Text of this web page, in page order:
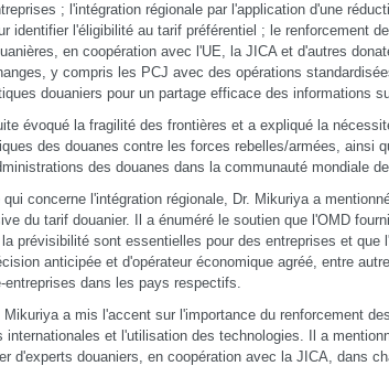
; l'intégration régionale par l'application d'une
identifier l'éligibilité au tarif préférentiel ; le renforcement
en coopération avec l'UE, la JICA et d'autres
y compris les PCJ avec des opérations
douaniers pour un partage efficace des informations
évoqué la fragilité des frontières et a expliqué la
des douanes contre les forces rebelles/armées, ainsi
des douanes dans la communauté mondiale
qui concerne l'intégration régionale, Dr. Mikuriya a
du tarif douanier. Il a énuméré le soutien que l'OMD
la prévisibilité sont essentielles pour des entreprises et que
anticipée et d'opérateur économique agréé, entre
entreprises dans les pays respectifs.
Mikuriya a mis l'accent sur l'importance du renforcement
et l'utilisation des technologies. Il a
d'experts douaniers, en coopération avec la JICA, dans